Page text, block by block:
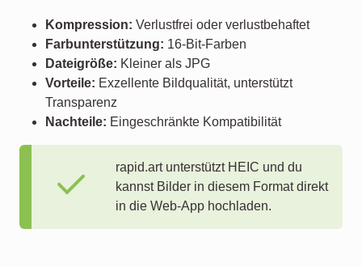
Kompression: Verlustfrei oder verlustbehaftet
Farbunterstützung: 16-Bit-Farben
Dateigröße: Kleiner als JPG
Vorteile: Exzellente Bildqualität, unterstützt
Transparenz
Nachteile: Eingeschränkte Kompatibilität
rapid.art unterstützt HEIC und du
kannst Bilder in diesem Format direkt
in die Web-App hochladen.